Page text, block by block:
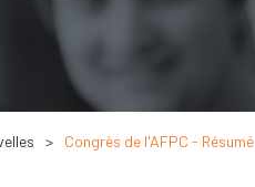
Congrès de l'AFPC - Résumé